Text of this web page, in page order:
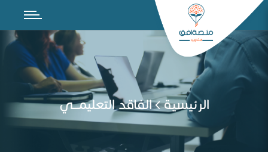
الرئيسية الفاقد التعليمـــي